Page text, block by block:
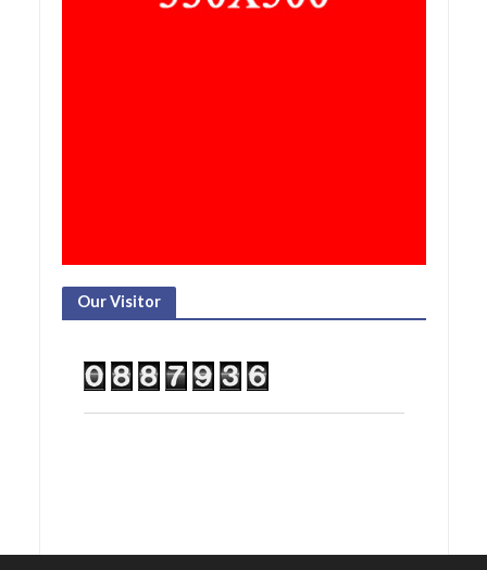
Our Visitor